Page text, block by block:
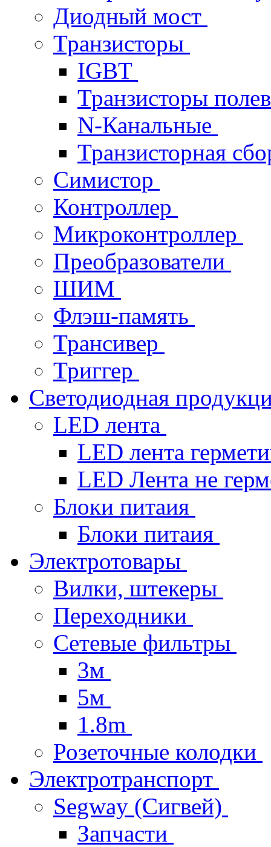
Диодный мост
Транзисторы
IGBT
Транзисторы
N-Канальные
Транзисторная
Симистор
Контроллер
Микроконтроллер
Преобразователи
ШИМ
Флэш-память
Трансивер
Триггер
Светодиодная
LED лента
LED лента
LED Лента не
Блоки питаия
Блоки питаия
Электротовары
Вилки, штекеры
Переходники
Сетевые фильтры
3м
5м
1.8m
Розеточные колодки
Электротранспорт
Segway (Сигвей)
Запчасти